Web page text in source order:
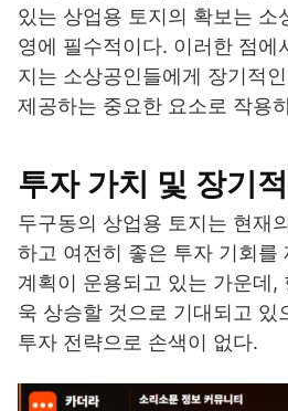
있는 상업용 토지의 확보는 소
영에 필수적이다. 이러한 점에
지는 소상공인들에게 장기적
제공하는 중요한 요소로 작용
투자 가치 및 장기
두구동의 상업용 토지는 현재
하고 여전히 좋은 투자 기회를
계획이 운용되고 있는 가운데,
욱 상승할 것으로 기대되고 있
투자 전략으로 손색이 없다.